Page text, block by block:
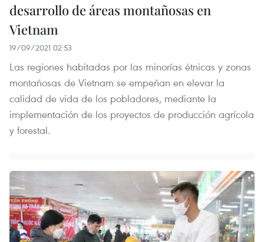
desarrollo de áreas montañosas en
Vietnam
19/09/2021 02:53
Las regiones habitadas por las minorías étnicas y zonas
montañosas de Vietnam se empeñan en elevar la
calidad de vida de los pobladores, mediante la
implementación de los proyectos de producción agrícola
y forestal.